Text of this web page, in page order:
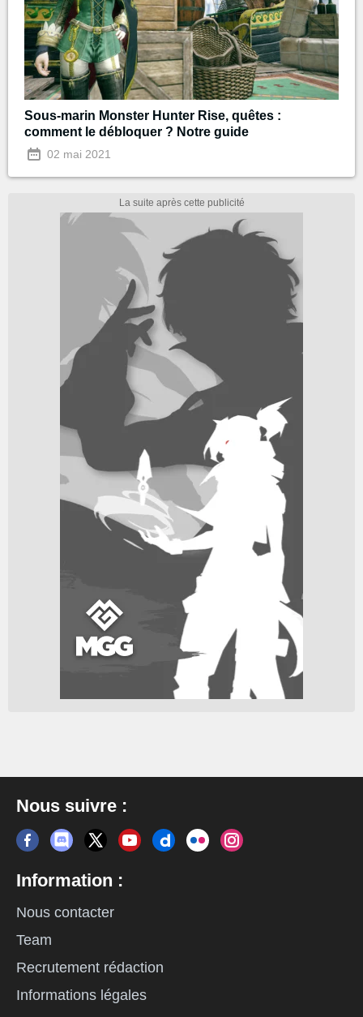
Sous-marin Monster Hunter Rise, quêtes :
comment le débloquer ? Notre guide
02 mai 2021
Nous suivre :
Information :
Nous contacter
Team
Recrutement rédaction
Informations légales